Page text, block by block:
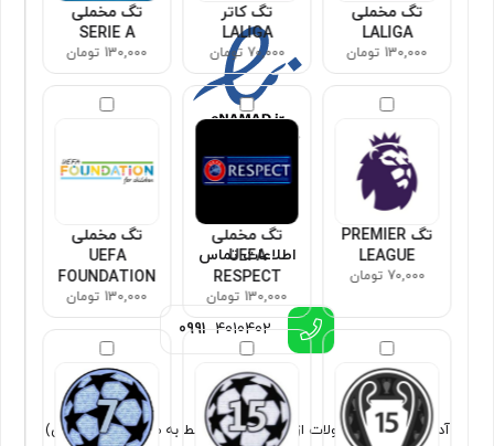
تگ مخملی
LALIGA
130,000 تومان
تگ کاتر
LALIGA
70,000 تومان
تگ مخملی
SERIE A
130,000 تومان
تگ PREMIER
LEAGUE
70,000 تومان
تگ مخملی
UEFA
RESPECT
130,000 تومان
تگ مخملی
UEFA
FOUNDATION
130,000 تومان
اطلاعات تماس
0991 4010402
آدرس : ارسال محصولات از تهران (فروش فقط به صورت غیر حضوری)